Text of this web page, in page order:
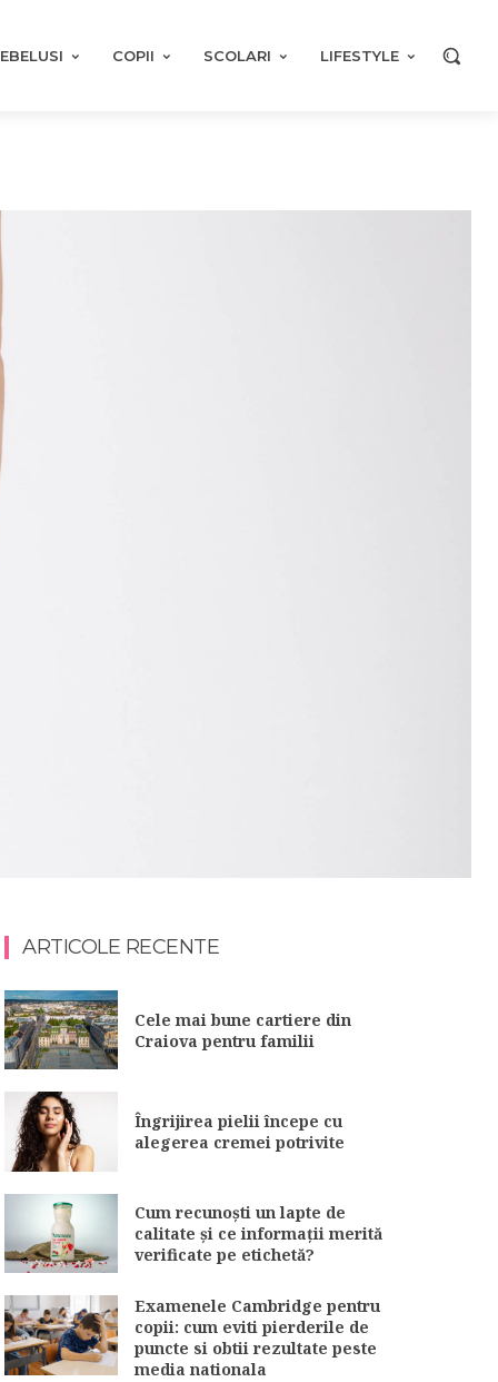
COPII SCOLARI LIFESTYLE
ARTICOLE RECENTE
Cele mai bune cartiere din
Craiova pentru familii
Îngrijirea pielii începe cu
alegerea cremei potrivite
Cum recunoști un lapte de
calitate și ce informații merită
verificate pe etichetă?
Examenele Cambridge pentru
copii: cum eviti pierderile de
puncte si obtii rezultate peste
media nationala